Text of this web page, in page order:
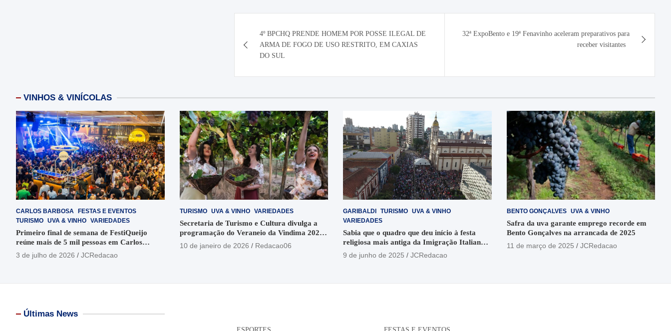
de
Post
4º BPCHQ PRENDE HOMEM POR POSSE ILEGAL DE
ARMA DE FOGO DE USO RESTRITO, EM CAXIAS
DO SUL
32ª ExpoBento e 19ª Fenavinho aceleram preparativos para
receber visitantes
VINHOS & VINÍCOLAS
CARLOS BARBOSA
FESTAS E EVENTOS
TURISMO UVA & VINHO VARIEDADES
Primeiro final de semana de FestiQueijo
reúne mais de 5 mil pessoas em Carlos
Barbosa
3 de julho de 2026 JCRedacao
TURISMO UVA & VINHO VARIEDADES
Secretaria de Turismo e Cultura divulga a
programação do Veraneio da Vindima 2026
em Garibaldi
10 de janeiro de 2026 Redacao06
GARIBALDI TURISMO UVA & VINHO
VARIEDADES
Sabia que o quadro que deu início à festa
religiosa mais antiga da Imigração Italiana
está no Santuário Santo Antônio
9 de junho de 2025 JCRedacao
BENTO GONÇALVES UVA & VINHO
Safra da uva garante emprego recorde em
Bento Gonçalves na arrancada de 2025
11 de março de 2025
JCRedacao
Últimas News